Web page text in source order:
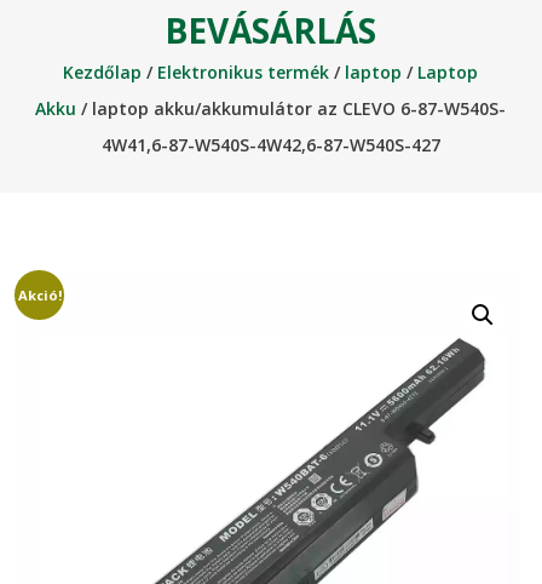
BEVÁSÁRLÁS
Kezdőlap / Elektronikus termék / laptop / Laptop
Akku / laptop akku/akkumulátor az CLEVO 6-87-W540S-
4W41,6-87-W540S-4W42,6-87-W540S-427
Akció!